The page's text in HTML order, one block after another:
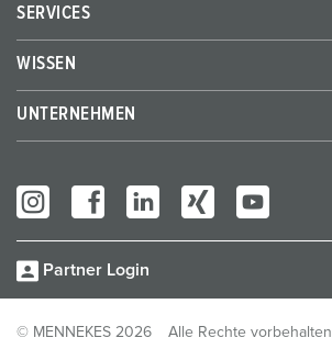
SERVICES
WISSEN
UNTERNEHMEN
Partner Login
© MENNEKES 2026 Alle Rechte vorbehalten